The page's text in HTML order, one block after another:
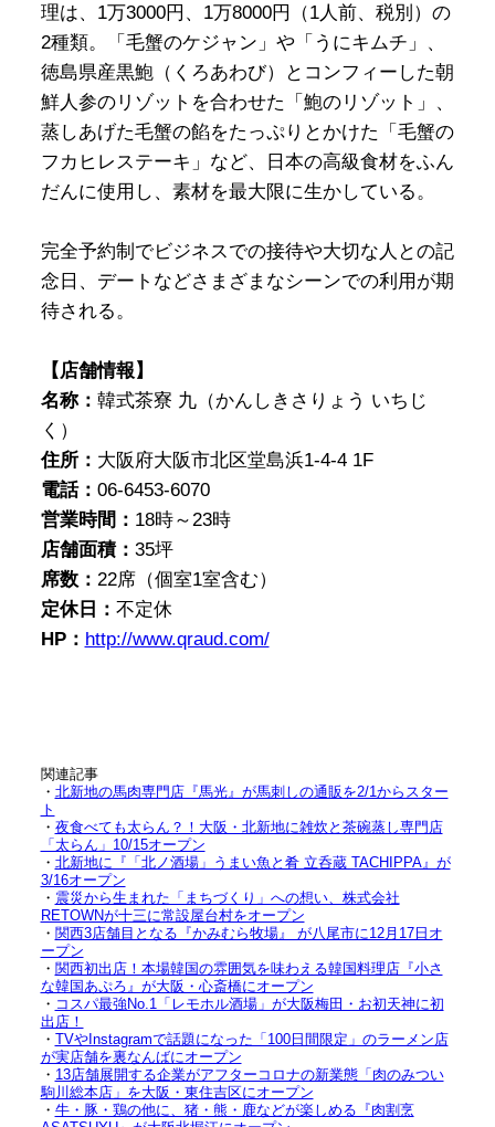
理は、1万3000円、1万8000円（1人前、税別）の
2種類。「毛蟹のケジャン」や「うにキムチ」、
徳島県産黒鮑（くろあわび）とコンフィーした朝
鮮人参のリゾットを合わせた「鮑のリゾット」、
蒸しあげた毛蟹の餡をたっぷりとかけた「毛蟹の
フカヒレステーキ」など、日本の高級食材をふん
だんに使用し、素材を最大限に生かしている。
完全予約制でビジネスでの接待や大切な人との記
念日、デートなどさまざまなシーンでの利用が期
待される。
【店舗情報】
名称： 韓式茶寮 九（かんしきさりょう いちじ
く）
住所： 大阪府大阪市北区堂島浜1-4-4 1F
電話： 06-6453-6070
営業時間： 18時～23時
店舗面積： 35坪
席数： 22席（個室1室含む）
定休日： 不定休
HP： http://www.qraud.com/
関連記事
・ 北新地の馬肉専門店『馬光』が馬刺しの通販を2/1からスター
ト
・ 夜食べても太らん？！大阪・北新地に雑炊と茶碗蒸し専門店
「太らん」10/15オープン
・ 北新地に『「北ノ酒場」うまい魚と肴 立呑蔵 TACHIPPA』が
3/16オープン
・ 震災から生まれた「まちづくり」への想い、株式会社
RETOWNが十三に常設屋台村をオープン
・ 関西3店舗目となる『かみむら牧場』 が八尾市に12月17日オ
ープン
・ 関西初出店！本場韓国の雰囲気を味わえる韓国料理店『小さ
な韓国あぷろ』が大阪・心斎橋にオープン
・ コスパ最強No.1「レモホル酒場」が大阪梅田・お初天神に初
出店！
・ TVやInstagramで話題になった「100日間限定」のラーメン店
が実店舗を裏なんばにオープン
・ 13店舗展開する企業がアフターコロナの新業態「肉のみつい
駒川総本店」を大阪・東住吉区にオープン
・ 牛・豚・鶏の他に、猪・熊・鹿などが楽しめる『肉割烹